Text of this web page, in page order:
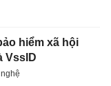
hiểm xã hội
VssID